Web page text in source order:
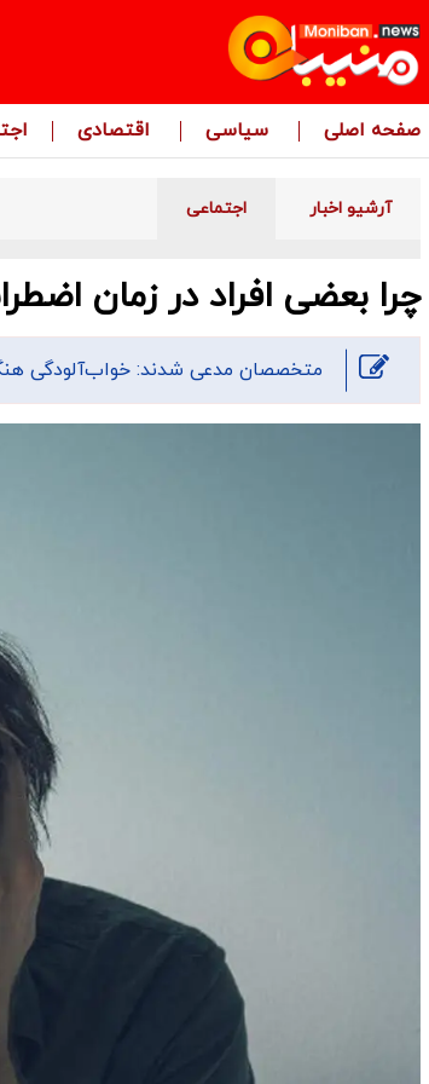
صفحه اصلی سیاسی اقتصادی
آرشیو اخبار اجتماعی
چرا بعضی افراد در زمان
متخصصان مدعی شدند: خواب‌آلودگی